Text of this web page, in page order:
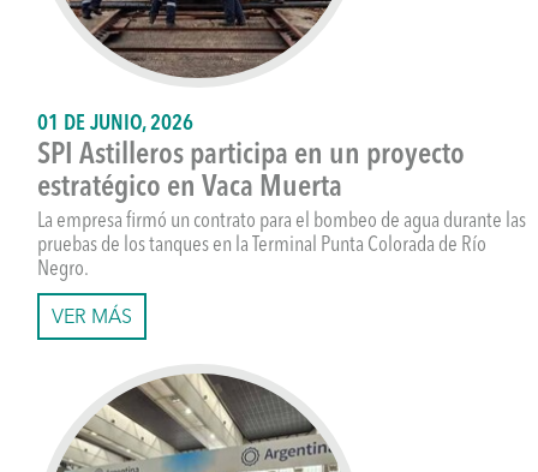
01 DE JUNIO, 2026
SPI Astilleros participa en un proyecto
estratégico en Vaca Muerta
La empresa firmó un contrato para el bombeo de agua durante las
pruebas de los tanques en la Terminal Punta Colorada de Río
Negro.
VER MÁS